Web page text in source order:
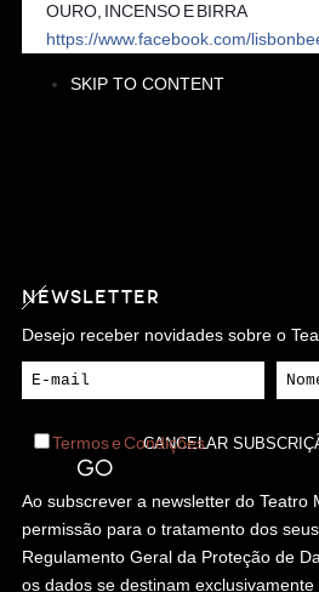
OURO, INCENSO E BIRRA
https://www.facebook.com/
SKIP TO CONTENT
NEWSLETTER
Desejo receber novidades sobre o
Termos e Condições
Ao subscrever a newsletter do Teatro
permissão para o tratamento dos
Regulamento Geral da Proteção de
os dados se destinam